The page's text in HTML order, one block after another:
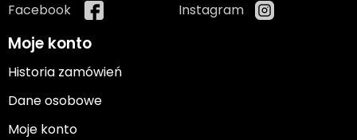
Facebook Instagram
Moje konto
Historia zamówień
Dane osobowe
Moje konto